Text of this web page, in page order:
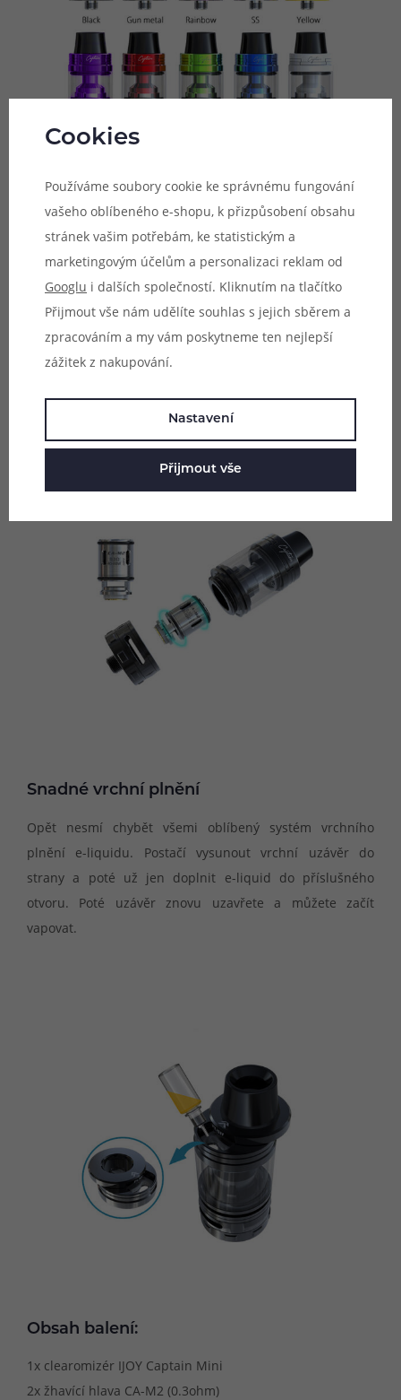
Nová série žhavících hlav IJOY CA je vyvíjena speciálně
pro clearomizéry Captain. Výhodou je jejich magnetické
dno, není potřeba hlavu tedy do základny šroubovat, ale
pouze spojit magnetem. Ušetříte si tím čas, ale hlavně se
neušpiníte během výměny. V balení naleznete dvě žhavící
Snadné vrchní plnění
Opět nesmí chybět všemi oblíbený systém vrchního
plnění e-liquidu. Postačí vysunout vrchní uzávěr do
strany a poté už jen doplnit e-liquid do příslušného
otvoru. Poté uzávěr znovu uzavřete a můžete začít
vapovat.
Obsah balení:
1x clearomizér IJOY Captain Mini
2x žhavící hlava CA-M2 (0.3ohm)
Cookies
Používáme soubory cookie ke správnému fungování
vašeho oblíbeného e-shopu, k přizpůsobení obsahu
stránek vašim potřebám, ke statistickým a
marketingovým účelům a personalizaci reklam od
Googlu i dalších společností. Kliknutím na tlačítko
Přijmout vše nám udělíte souhlas s jejich sběrem a
zpracováním a my vám poskytneme ten nejlepší
zážitek z nakupování.
Nastavení
Přijmout vše